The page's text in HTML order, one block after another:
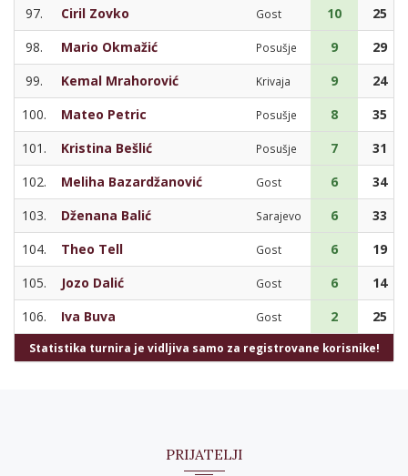
97.
Ciril Zovko Gost 10
25
98.
Mario Okmažić Posušje 9
29
99.
Kemal Mrahorović Krivaja 9
24
100.
Mateo Petric Posušje 8
35
101.
Kristina Bešlić Posušje 7
31
102.
Meliha Bazardžanović Gost 6
34
103.
Dženana Balić Sarajevo 6
33
104.
Theo Tell Gost 6
19
105.
Jozo Dalić Gost 6
14
106.
Iva Buva Gost 2 25
Statistika turnira je vidljiva samo za registrovane korisnike!
PRIJATELJI